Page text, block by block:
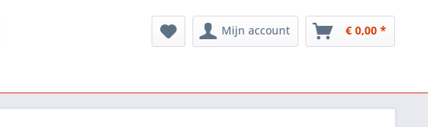
Mijn account € 0,00 *